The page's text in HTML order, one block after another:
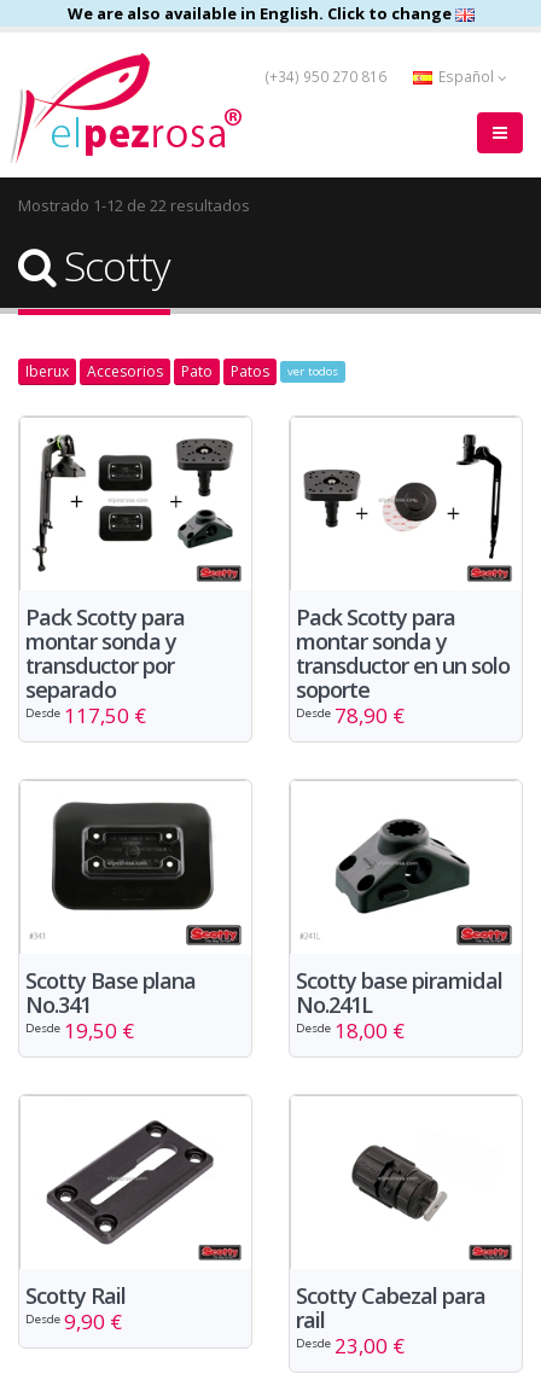
We are also available in English. Click to change
(+34) 950 270 816 Español
Mostrado 1-12 de 22 resultados
Scotty
Iberux Accesorios Pato Patos ver todos
Pack Scotty para
montar sonda y
transductor por
separado
Desde 117,50 €
Pack Scotty para
montar sonda y
transductor en un solo
soporte
Desde 78,90 €
Scotty Base plana
No.341
Desde 19,50 €
Scotty base piramidal
No.241L
Desde 18,00 €
Scotty Rail
Desde 9,90 €
Scotty Cabezal para
rail
Desde 23,00 €